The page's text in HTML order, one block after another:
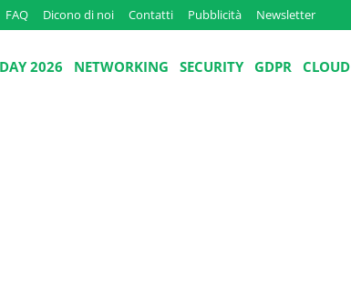
FAQ Dicono di noi Contatti Pubblicità Newsletter
2026 NETWORKING SECURITY GDPR CLOUD